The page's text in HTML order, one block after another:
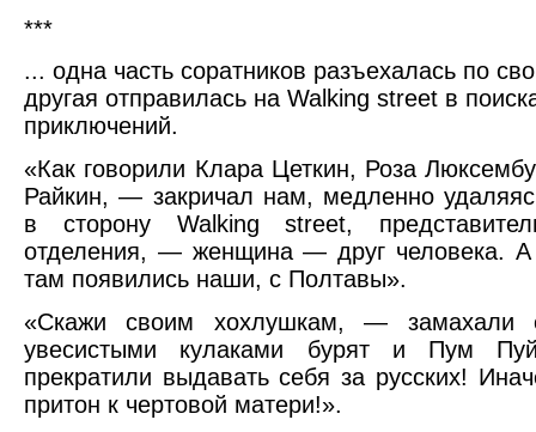
***
... одна часть соратников разъехалась по
другая отправилась на Walking street в
приключений.
«Как говорили Клара Цеткин, Роза
Райкин, — закричал нам, медленно
в сторону Walking street,
отделения, — женщина — друг человека. А
там появились наши, с Полтавы».
«Скажи своим хохлушкам, —
увесистыми кулаками бурят и Пум
прекратили выдавать себя за русских!
притон к чертовой матери!».